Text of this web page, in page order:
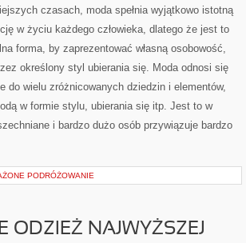
czasach, moda spełnia wyjątkowo istotną
w życiu każdego człowieka, dlatego że jest to
forma, by zaprezentować własną osobowość,
określony styl ubierania się. Moda odnosi się
do wielu zróżnicowanych dziedzin i elementów,
w formie stylu, ubierania się itp. Jest to w
i bardzo dużo osób przywiązuje bardzo
PODRÓŻOWANIE
ODZIEŻ NAJWYŻSZEJ